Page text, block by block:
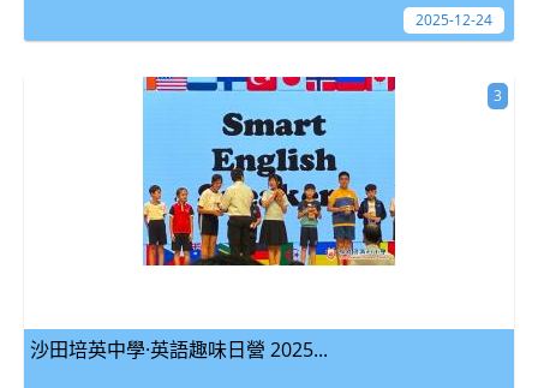
2025-12-24
沙田培英中學·英語趣味日營 2025...
3